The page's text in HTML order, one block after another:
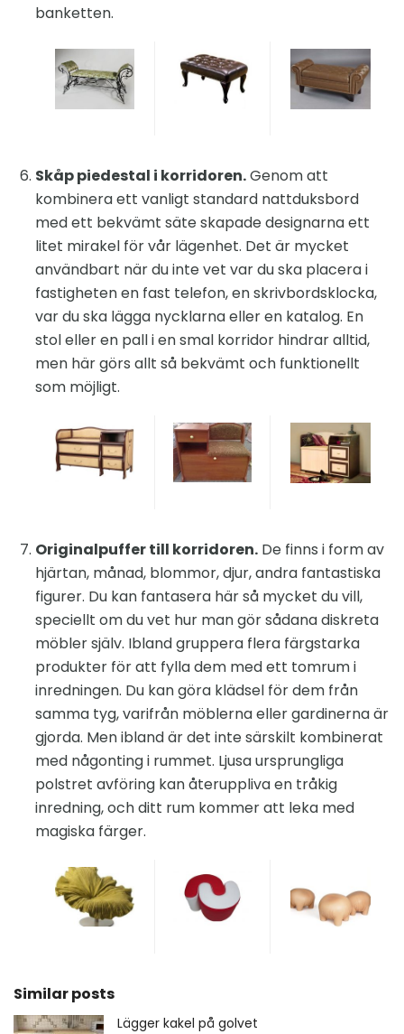
banketten.
Skåp piedestal i korridoren.Genom att
kombinera ett vanligt standard nattduksbord
med ett bekvämt säte skapade designarna ett
litet mirakel för vår lägenhet. Det är mycket
användbart när du inte vet var du ska placera i
fastigheten en fast telefon, en skrivbordsklocka,
var du ska lägga nycklarna eller en katalog. En
stol eller en pall i en smal korridor hindrar alltid,
men här görs allt så bekvämt och funktionellt
som möjligt.
Originalpuffer till korridoren. De finns i form av
hjärtan, månad, blommor, djur, andra fantastiska
figurer. Du kan fantasera här så mycket du vill,
speciellt om du vet hur man gör sådana diskreta
möbler själv. Ibland gruppera flera färgstarka
produkter för att fylla dem med ett tomrum i
inredningen. Du kan göra klädsel för dem från
samma tyg, varifrån möblerna eller gardinerna är
gjorda. Men ibland är det inte särskilt kombinerat
med någonting i rummet. Ljusa ursprungliga
polstret avföring kan återuppliva en tråkig
inredning, och ditt rum kommer att leka med
magiska färger.
Similar posts
Lägger kakel på golvet